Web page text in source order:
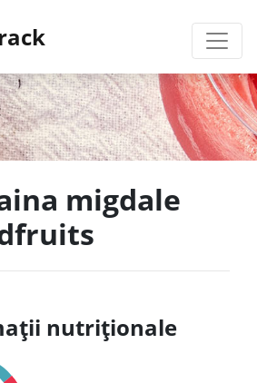
migdale
nutriționale